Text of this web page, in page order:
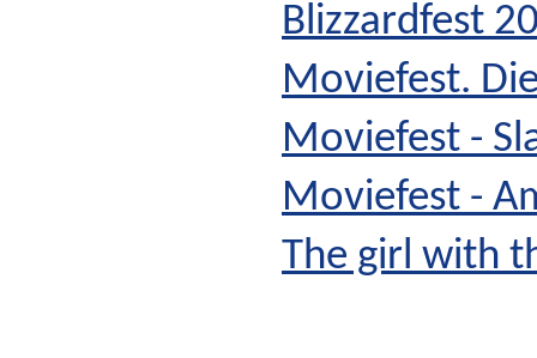
Blizzardfest
Moviefest.
Moviefest -
Moviefest -
The girl with